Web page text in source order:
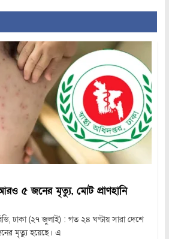
৫ জনের মৃত্যু, মোট প্রাণহানি
ঢাকা (২৭ জুলাই) : গত ২৪ ঘণ্টায় সারা দেশে
মৃত্যু হয়েছে। এ